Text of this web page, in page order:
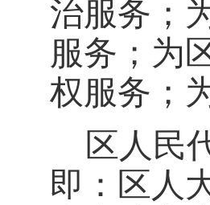
治服务；
服务；为
权服务；
区人民
即：区人